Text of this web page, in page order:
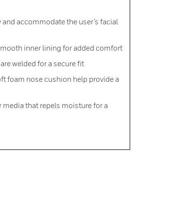
accommodate the user’s facial
inner lining for added comfort
welded for a secure fit
foam nose cushion help provide a
that repels moisture for a